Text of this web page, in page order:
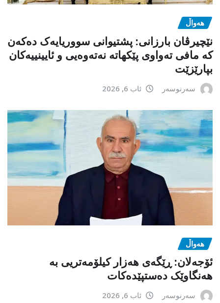
هەواڵ
نێچیرڤان بارزانی: پشتیوانی سووریایەک دەکەن
کە مافی تەواوی پێکهاتە نەتەوەیی و ئایینییەکان
بپارێزێت
سەرنوسەر ئاب 6, 2026
هەواڵ
ئۆجەلان: ڕێگەی هەزار کیلۆمەتریی بە
هەنگاوێک دەستپێدەکات
سەرنوسەر ئاب 6, 2026